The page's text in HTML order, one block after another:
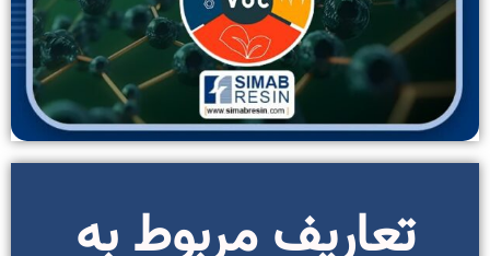
تعاریف مربوط به